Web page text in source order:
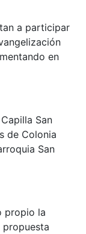
a participar
en
San
de Colonia
San
propio la
propuesta